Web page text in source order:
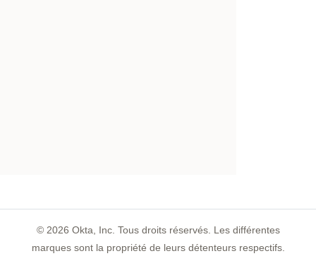
© 2026 Okta, Inc. Tous droits réservés. Les différentes
marques sont la propriété de leurs détenteurs respectifs.